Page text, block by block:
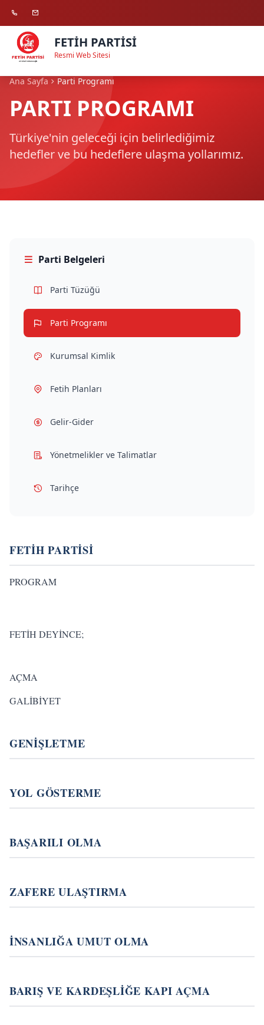
FETİH PARTİSİ
Resmi Web Sitesi
Ana Sayfa Parti Programı
PARTI PROGRAMI
Türkiye'nin geleceği için belirlediğimiz
hedefler ve bu hedeflere ulaşma yollarımız.
Parti Belgeleri
Parti Tüzüğü
Parti Programı
Kurumsal Kimlik
Fetih Planları
Gelir-Gider
Yönetmelikler ve Talimatlar
Tarihçe
FETİH PARTİSİ
PROGRAM
FETİH DEYİNCE;
AÇMA
GALİBİYET
GENİŞLETME
YOL GÖSTERME
BAŞARILI OLMA
ZAFERE ULAŞTIRMA
İNSANLIĞA UMUT OLMA
BARIŞ VE KARDEŞLİĞE KAPI AÇMA